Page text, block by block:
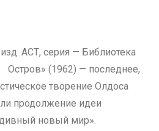
АСТ, серия — Библиотека
(1962) — последнее,
творение Олдоса
продолжение идеи
новый мир».